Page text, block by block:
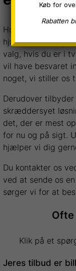
Hos Profil Tech er
hjælper derfor
valg, hvis du er i
vil have besvaret
noget, vi stiller os
Derudover
skræddersyet
det, der er mest
for nu og på sigt.
hjælper vi dig
Du kontakter os
ved at sende os
sørger vi for at
Ofte
Klik på et
Jeres tilbud er
Køb for
Rabatten